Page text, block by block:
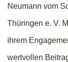
Neumann vom
Thüringen e. V.
ihrem
wertvollen